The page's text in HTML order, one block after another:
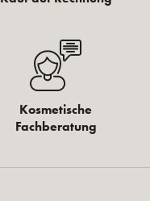
Kosmetische
Fachberatung